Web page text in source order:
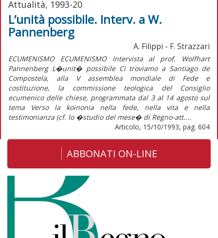
Attualità, 1993-20
L’unità possibile. Interv. a W.
Pannenberg
A. Filippi - F. Strazzari
ECUMENISMO ECUMENISMO Intervista al prof. Wolfhart
Pannenberg L�unit� possibile Ci troviamo a Santiago de
Compostela, alla V assemblea mondiale di Fede e
costituzione, la commissione teologica del Consiglio
ecumenico delle chiese, programmata dal 3 al 14 agosto sul
tema Verso la koinonia nella fede, nella vita e nella
testimonianza (cf. lo �studio del mese� di Regno-att....
Articolo, 15/10/1993, pag. 604
ABBONATI ON-LINE